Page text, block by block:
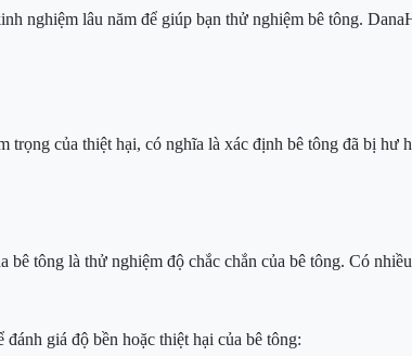
nghiệm lâu năm để giúp bạn thử nghiệm bê tông.
của thiệt hại, có nghĩa là xác định bê tông đã bị hư
tông là thử nghiệm độ chắc chắn của bê tông. Có
giá độ bền hoặc thiệt hại của bê tông: